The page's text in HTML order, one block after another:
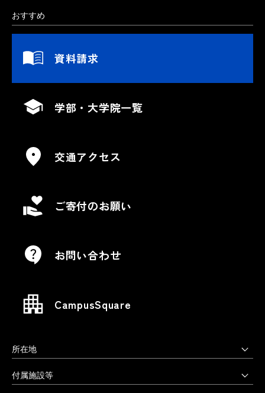
おすすめ
資料請求
学部・大学院一覧
交通アクセス
ご寄付のお願い
お問い合わせ
CampusSquare
所在地
上野毛キャンパス
付属施設等